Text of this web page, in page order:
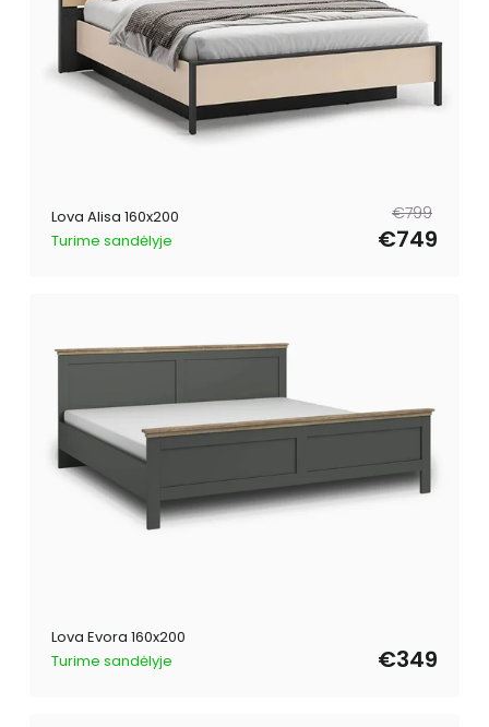
Lova Alisa 160x200
Turime sandėlyje
Reguliari
kaina
€799
Išpardavimo
kaina€749
Lova Evora 160x200
Turime sandėlyje
€349